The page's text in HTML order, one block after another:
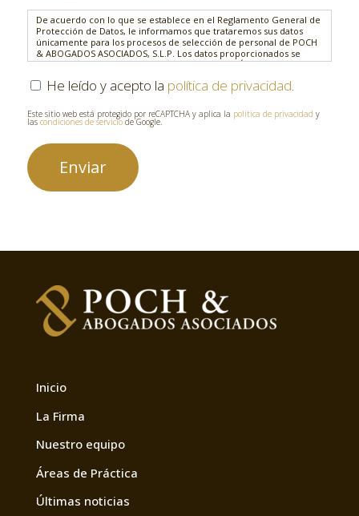
lo
que
se
establece
el
Reglamento
General
de
Datos,
informamos
que
datos
únicamente
procesos
de
De acuerdo con lo que se establece en el Reglamento General de
Protección de Datos, le informamos que trataremos sus datos
únicamente para los procesos de selección de personal de POCH
& ABOGADOS ASOCIADOS, S.L.P. Los datos proporcionados se
conservarán durante un máximo de 24 meses. Éstas no se
obligación legal o en el caso de incluir tu perfil en un proceso de
decisiones automatizadas.
siguientes derechos sobre sus datos personales: derecho de
acceso, rectificación, supresión u olvido, limitación, oposición,
portabilidad y retirar el consentimiento prestado enviando un e-
mail a:info@pochabogados.com
* He leído y acepto la política de privacidad.
Este sitio web está protegido por reCAPTCHA y aplica la política de privacidad y
las condiciones de serviciode Google.
Inicio
La Firma
Nuestro equipo
Áreas de Práctica
Últimas noticias